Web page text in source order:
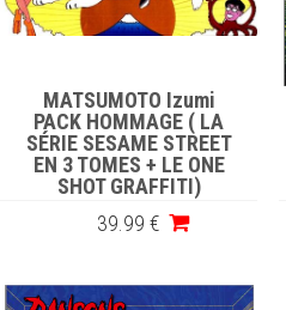
MATSUMOTO Izumi
PACK HOMMAGE ( LA
SÉRIE SESAME STREET
EN 3 TOMES + LE ONE
SHOT GRAFFITI)
39.99 €